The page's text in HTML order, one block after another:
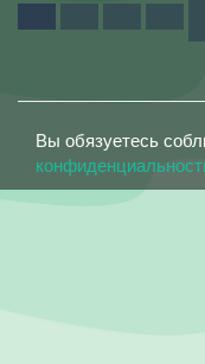
Вы обязуетесь